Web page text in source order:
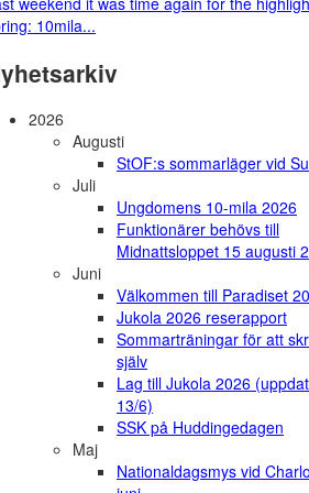
10mila...
2026
Augusti
StOF:s sommarläger vid
Juli
Ungdomens 10-mila 2026
Funktionärer behövs till
Midnattsloppet 15 augusti
Juni
Välkommen till Paradiset
Jukola 2026 reserapport
Sommarträningar för att
själv
Lag till Jukola 2026
13/6)
SSK på Huddingedagen
Maj
Nationaldagsmys vid